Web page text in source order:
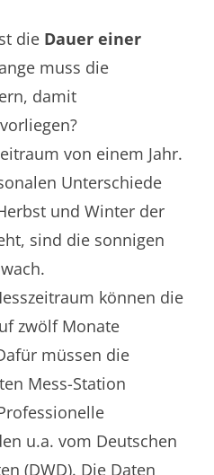
die Dauer einer
muss die
damit
von einem Jahr.
Unterschiede
und Winter der
sind die sonnigen
können die
zwölf Monate
müssen die
Mess-Station
u.a. vom Deutschen
(DWD). Die Daten